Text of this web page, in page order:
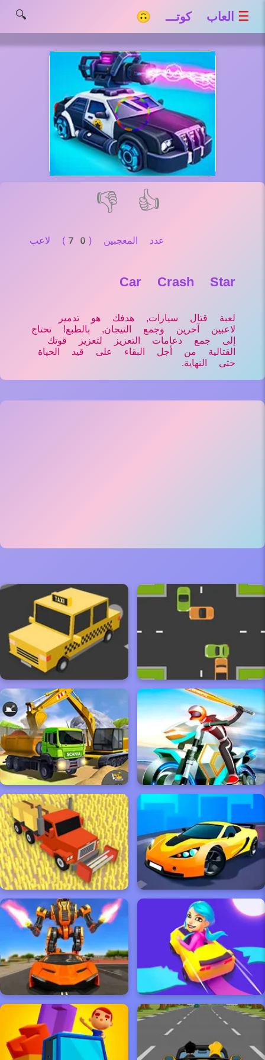
☰ العاب كوتـــ 🙃 🔍
👍
👎
عدد المعجبين (70) لاعب
Car Crash Star
لعبة قتال سيارات, هدفك هو تدمير
لاعبين آخرين وجمع التيجان, بالطبع! تحتاج
إلى جمع دعامات التعزيز لتعزيز قوتك
القتالية من أجل البقاء على قيد الحياة
حتى النهاية.